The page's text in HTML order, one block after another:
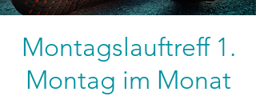
Montagslauftreff 1.
Montag im Monat